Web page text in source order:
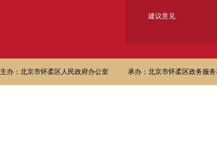
建议意见
主办：北京市怀柔区人民政府办公室 承办：北京市怀柔区政务服